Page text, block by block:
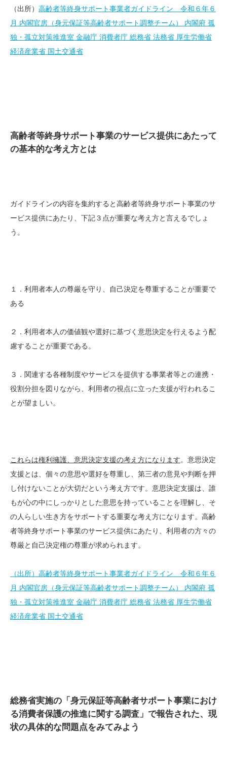
（出所） 高齢者等終身サポート事業者ガイドライン 令和６年６
月 内閣官房（身元保証等高齢者サポート調整チーム） 内閣府 孤
独・孤立対策推進室 金融庁 消費者庁 総務省 法務省 厚生労働省
経済産業省 国土交通省
高齢者等終身サポート事業のサービス提供にあたって
の基本的な考え方とは
ガイドラインの内容を集約すると高齢者等終身サポート事業のサ
ービス提供にあたり、下記３点が重要な考え方と言えるでしょ
う。
１．利用者本人の尊厳を守り、自己決定を尊重することが重要で
ある
２．利用者本人の価値観や選好に基づく意思決定を行えるよう配
慮することが重要である。
３．関連する各種制度やサービスを提供する事業者等との連携・
役割分担を図りながら、利用者の視点に立った支援が行われるこ
とが望ましい。
これらは権利擁護、意思決定支援の考え方になります。意思決定
支援とは、個々の意思や選好を尊重し、第三者の意見や判断を押
し付けないことが大切だという考え方です。意思決定支援は、誰
もが心の中にしっかりとした意思を持っていることを理解し、そ
の人らしい生き方をサポートする重要な考え方になります。高齢
者等終身サポート事業のサービス提供にあたり、利用者の方々の
尊厳と自己決定権の尊重が求められます。
（出所）高齢者等終身サポート事業者ガイドライン 令和６年６
月 内閣官房（身元保証等高齢者サポート調整チーム） 内閣府 孤
独・孤立対策推進室 金融庁 消費者庁 総務省 法務省 厚生労働省
経済産業省 国土交通省
総務省実施の「身元保証等高齢者サポート事業におけ
る消費者保護の推進に関する調査」で報告された、現
状の具体的な問題点をみてみよう